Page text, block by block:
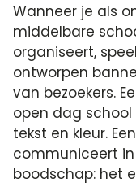
Wanneer je als
middelbare
organiseert,
ontworpen
van bezoekers.
open dag
tekst en kleur.
communiceert
boodschap: het